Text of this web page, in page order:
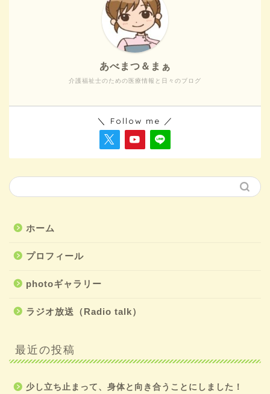
介護福祉士のための医療情報と日々のブログ
あべまつ＆まぁ
＼ Follow me ／
ホーム
プロフィール
photoギャラリー
ラジオ放送（Radio talk）
最近の投稿
少し立ち止まって、身体と向き合うことにしました！